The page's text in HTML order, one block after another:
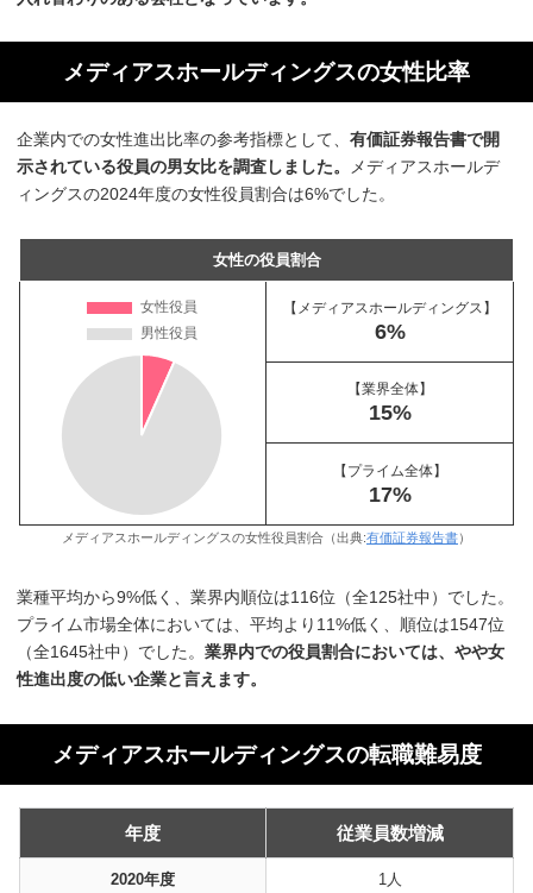
メディアスホールディングスの女性比率
企業内での女性進出比率の参考指標として、有価証券報告書で開
示されている役員の男女比を調査しました。
メディアスホールデ
ィングスの2024年度の女性役員割合は6%でした。
女性の役員割合
【メディアスホールディングス】
6%
【業界全体】
15%
【プライム全体】
17%
メディアスホールディングスの女性役員割合（出典:有価証券報告書）
業種平均から9%低く、業界内順位は116位（全125社中）でした。
プライム市場全体においては、平均より11%低く、順位は1547位
（全1645社中）でした。業界内での役員割合においては、やや女
性進出度の低い企業と言えます。
メディアスホールディングスの転職難易度
年度 従業員数増減
2020年度 1人